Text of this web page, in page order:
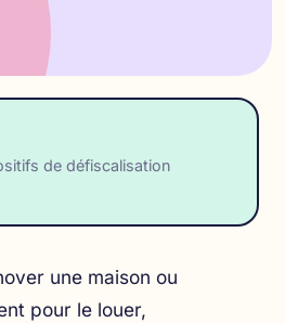
de défiscalisation
une maison ou
pour le louer,